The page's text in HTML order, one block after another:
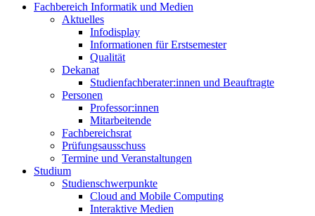
Fachbereich Informatik und Medien
Aktuelles
Infodisplay
Informationen für Erstsemester
Qualität
Dekanat
Studienfachberater:innen und Beauftragte
Personen
Professor:innen
Mitarbeitende
Fachbereichsrat
Prüfungsausschuss
Termine und Veranstaltungen
Studium
Studienschwerpunkte
Cloud and Mobile Computing
Interaktive Medien